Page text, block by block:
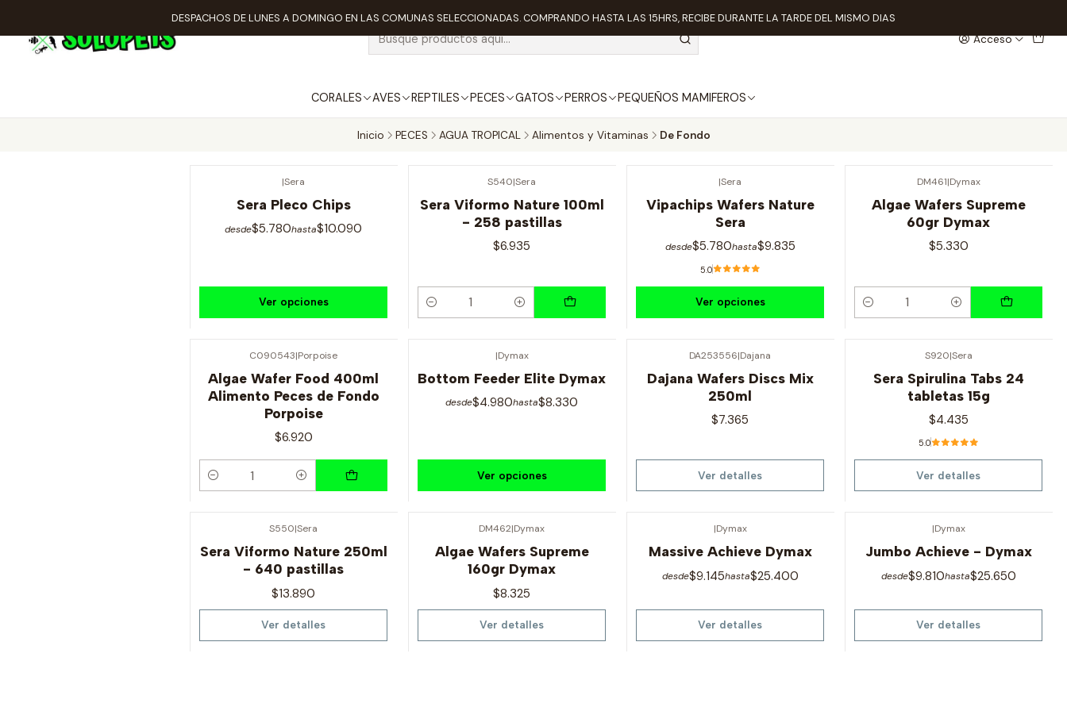
Acceso
CORALES AVES REPTILES PECES GATOS PERROS PEQUEÑOS MAMIFEROS
DESPACHOS DE LUNES A DOMINGO EN LAS COMUNAS SELECCIONADAS. COMPRANDO HASTA LAS 15HRS, RECIBE DURANTE LA TARDE DEL MISMO DIAS
Inicio PECES AGUA TROPICAL Alimentos y Vitaminas De Fondo
|Sera
Sera Pleco Chips
desde$5.780hasta$10.090
Ver opciones
S540|Sera
Sera Viformo Nature 100ml
- 258 pastillas
$6.935
Cantidad
|Sera
Vipachips Wafers Nature
Sera
desde$5.780hasta$9.835
5.0
Ver opciones
DM461|Dymax
Algae Wafers Supreme
60gr Dymax
$5.330
Cantidad
C090543|Porpoise
Algae Wafer Food 400ml
Alimento Peces de Fondo
Porpoise
$6.920
Cantidad
|Dymax
Bottom Feeder Elite Dymax
desde$4.980hasta$8.330
Ver opciones
DA253556|Dajana
Dajana Wafers Discs Mix
250ml
$7.365
Ver detalles
S920|Sera
Sera Spirulina Tabs 24
tabletas 15g
$4.435
5.0
Ver detalles
S550|Sera
Sera Viformo Nature 250ml
- 640 pastillas
$13.890
Ver detalles
DM462|Dymax
Algae Wafers Supreme
160gr Dymax
$8.325
Ver detalles
|Dymax
Massive Achieve Dymax
desde$9.145hasta$25.400
Ver detalles
|Dymax
Jumbo Achieve - Dymax
desde$9.810hasta$25.650
Ver detalles